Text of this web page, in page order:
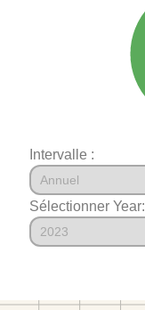
Intervalle :
Sélectionner Year: